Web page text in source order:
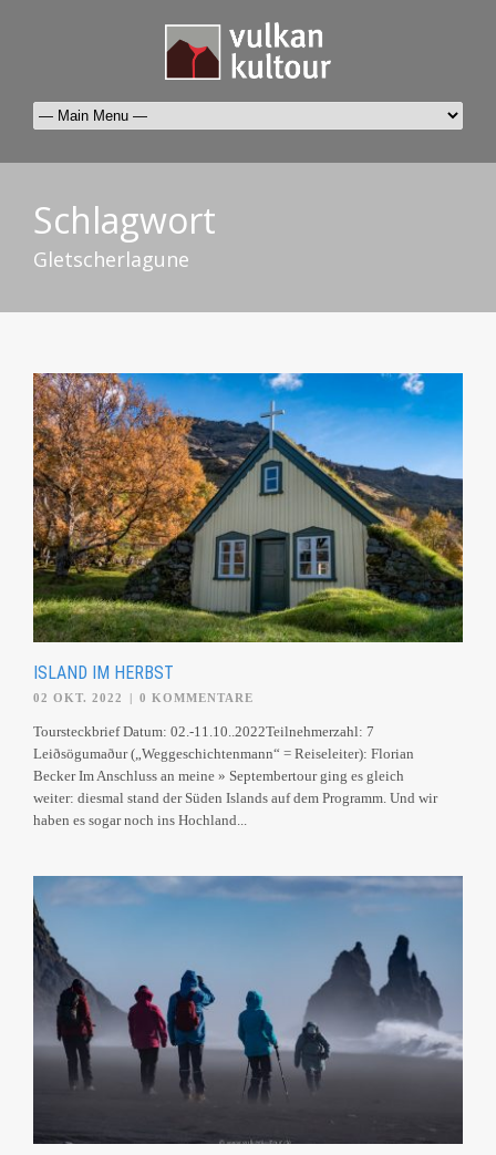
Schlagwort
Gletscherlagune
ISLAND IM HERBST
02 OKT. 2022 | 0 KOMMENTARE
Toursteckbrief Datum: 02.-11.10..2022Teilnehmerzahl: 7
Leiðsögumaður („Weggeschichtenmann“ = Reiseleiter): Florian
Becker Im Anschluss an meine » Septembertour ging es gleich
weiter: diesmal stand der Süden Islands auf dem Programm. Und wir
haben es sogar noch ins Hochland...